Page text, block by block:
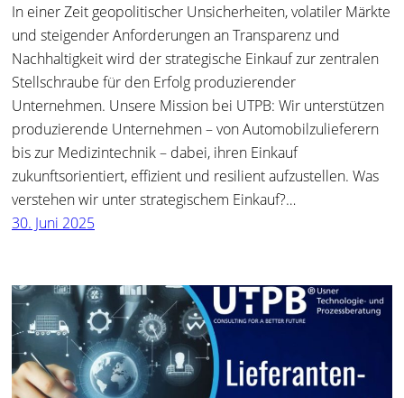
In einer Zeit geopolitischer Unsicherheiten, volatiler Märkte
und steigender Anforderungen an Transparenz und
Nachhaltigkeit wird der strategische Einkauf zur zentralen
Stellschraube für den Erfolg produzierender
Unternehmen. Unsere Mission bei UTPB: Wir unterstützen
produzierende Unternehmen – von Automobilzulieferern
bis zur Medizintechnik – dabei, ihren Einkauf
zukunftsorientiert, effizient und resilient aufzustellen. Was
verstehen wir unter strategischem Einkauf?…
30. Juni 2025